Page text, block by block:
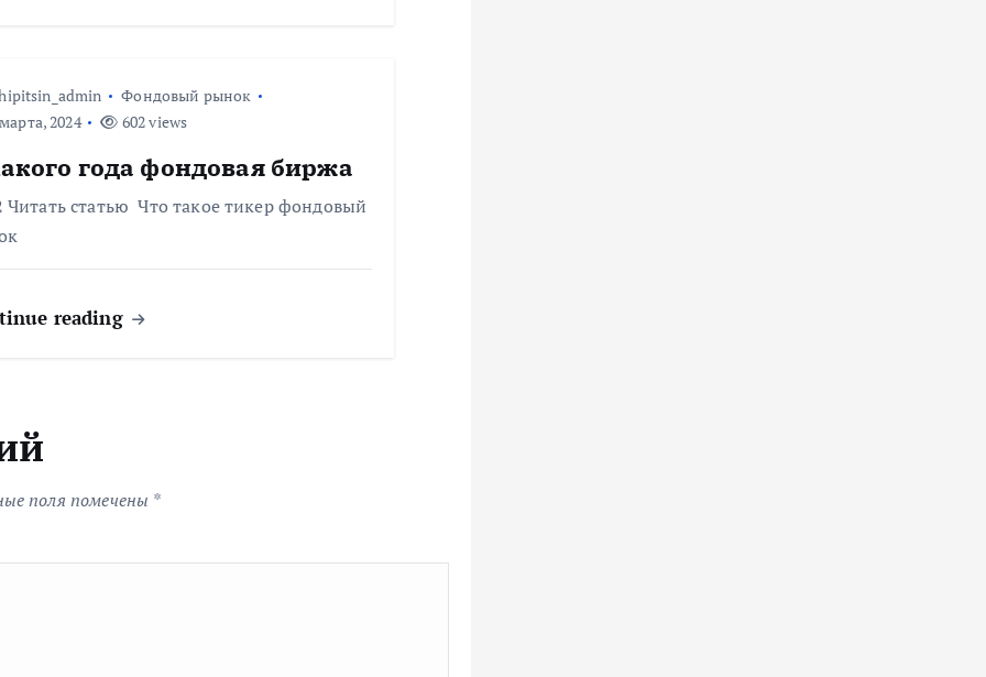
Фондовый рынок
2024
602 views
года фондовая биржа
Читать статью Что такое тикер фондовый
reading
поля помечены *